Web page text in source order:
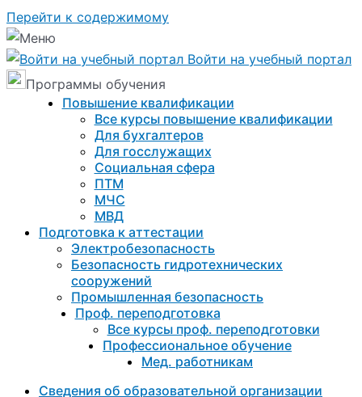
Перейти к содержимому
Войти на учебный портал
Программы обучения
Повышение квалификации
Все курсы повышение квалификации
Для бухгалтеров
Для госслужащих
Социальная сфера
ПТМ
МЧС
МВД
Подготовка к aттестации
Электробезопасность
Безопасность гидротехнических
сооружений
Промышленная безопасность
Проф. переподготовка
Все курсы проф. переподготовки
Профессиональное обучение
Мед. работникам
Сведения об образовательной организации